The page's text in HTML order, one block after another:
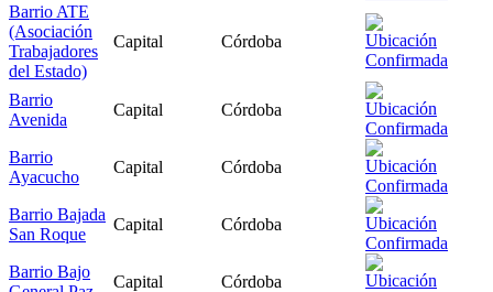
Barrio ATE
(Asociación
Trabajadores
del Estado)
Capital Córdoba
Barrio
Avenida
Capital Córdoba
Barrio
Ayacucho
Capital Córdoba
Barrio Bajada
San Roque
Capital Córdoba
Barrio Bajo
Capital Córdoba